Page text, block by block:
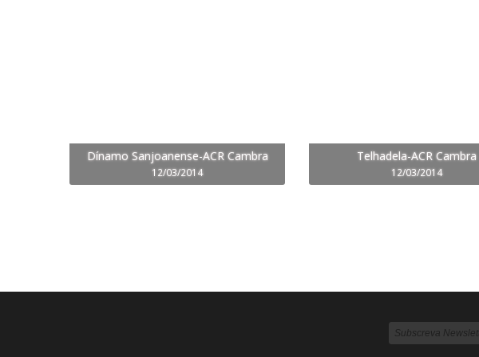
Dínamo Sanjoanense-ACR Cambra
12/03/2014
Telhadela-ACR Cambra
12/03/2014